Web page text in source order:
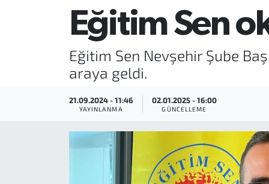
Eğitim Sen
Eğitim Sen Nevşehir Şube
araya geldi.
21.09.2024 - 11:46
YAYINLANMA
02.01.2025 - 16:00
GÜNCELLEME
Trafik Durumu
Süper Lig Puan Durumu ve Fikstür
Tüm Manşetler
Son Dakika Haberleri